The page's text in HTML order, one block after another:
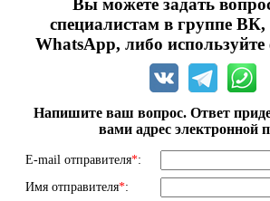
Вы можете задать
специалистам в группе ВК,
WhatsApp, либо
Напишите ваш вопрос. Ответ
вами адрес электронной
E-mail отправителя*:
Имя отправителя*: